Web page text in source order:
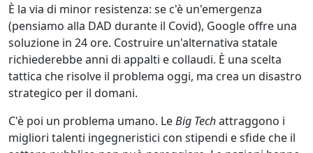
È la via di minor resistenza: se c'è un'emergenza
(pensiamo alla DAD durante il Covid), Google offre una
soluzione in 24 ore. Costruire un'alternativa statale
richiederebbe anni di appalti e collaudi. È una scelta
tattica che risolve il problema oggi, ma crea un disastro
strategico per il domani.
C'è poi un problema umano. LeBig Techattraggono i
migliori talenti ingegneristici con stipendi e sfide che il